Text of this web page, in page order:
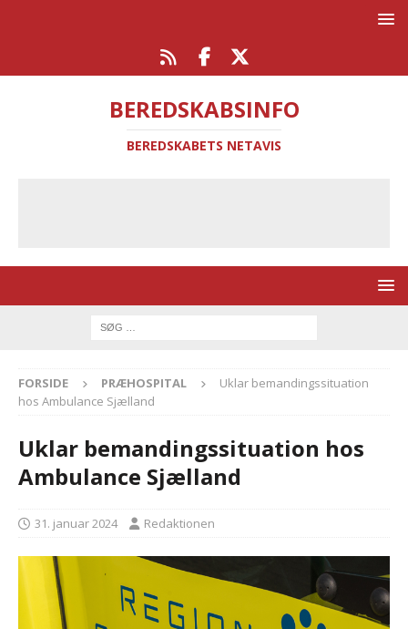
BEREDSKABSINFO
BEREDSKABETS NETAVIS
FORSIDE PRÆHOSPITAL
Uklar bemandingssituation
hos Ambulance Sjælland
Uklar bemandingssituation hos
Ambulance Sjælland
31. januar 2024 Redaktionen